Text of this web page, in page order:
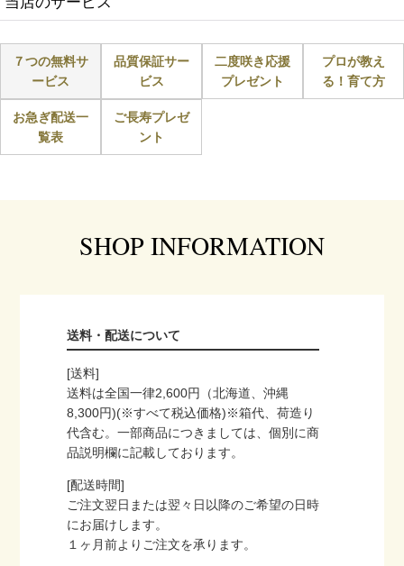
７つの無料サ
ービス
品質保証サー
ビス
二度咲き応援
プレゼント
プロが教え
る！育て方
お急ぎ配送一
覧表
ご長寿プレゼ
ント
SHOP INFORMATION
送料・配送について
[送料]
送料は全国一律2,600円（北海道、沖縄
8,300円)(※すべて税込価格)※箱代、荷造り
代含む。一部商品につきましては、個別に商
品説明欄に記載しております。
[配送時間]
ご注文翌日または翌々日以降のご希望の日時
にお届けします。
１ヶ月前よりご注文を承ります。